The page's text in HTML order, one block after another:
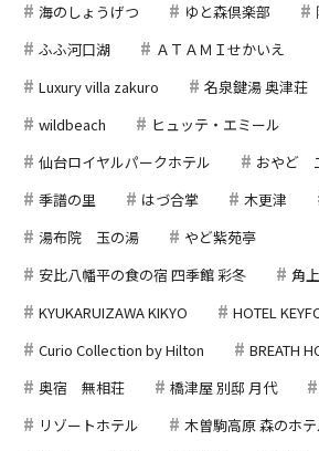
海のしょうげつ
ゆと森倶楽部
ふふ河口湖
ＡＴＡＭＩせかいえ
Luxury villa zakuro
名泉鍵湯 奥津荘
wildbeach
ヒュッテ・エミール
仙台ロイヤルパークホテル
おやど
季譜の里
はづ合掌 木更津
湯布院 玉の湯
やど紫苑亭
安比八幡平の食の宿 四季館 彩冬
角
KYUKARUIZAWA KIKYO
HOTEL
Curio Collection by Hilton
BREATH
奥宿 無相荘
橋津屋 別邸 月代
リゾートホテル
木曽駒高原 森のホ